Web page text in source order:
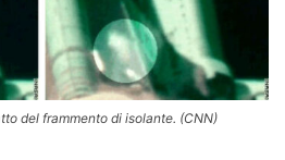
del frammento di isolante. (CNN)